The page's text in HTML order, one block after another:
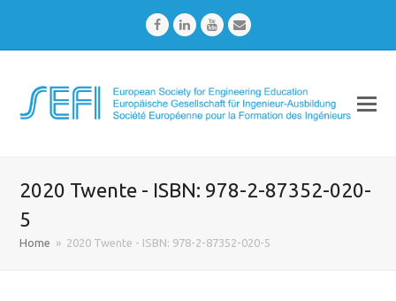
FacebookLinkedInYoutubeEmail
2020 Twente - ISBN: 978-2-87352-020-
5
Home » 2020 Twente - ISBN: 978-2-87352-020-5